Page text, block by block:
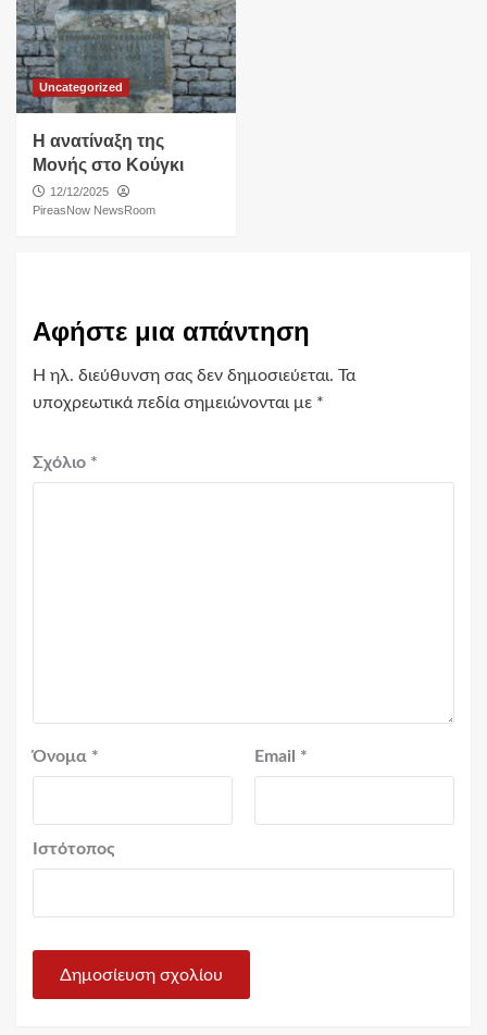
Uncategorized
Η ανατίναξη της
Μονής στο Κούγκι
12/12/2025
PireasNow NewsRoom
Αφήστε μια απάντηση
Η ηλ. διεύθυνση σας δεν δημοσιεύεται. Τα
υποχρεωτικά πεδία σημειώνονται με *
Σχόλιο *
Όνομα * Email *
Ιστότοπος